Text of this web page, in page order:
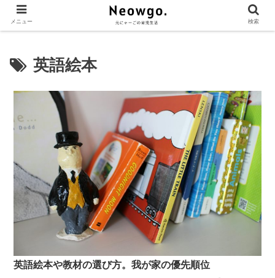
英語絵本
英語絵本や教材の選び方。我が家の優先順位
メニュー 検索